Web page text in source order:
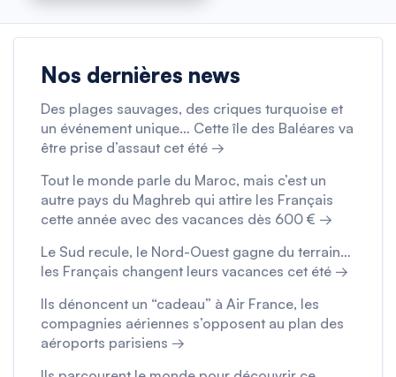
Nos dernières news
Des plages sauvages, des criques turquoise et
un événement unique… Cette île des Baléares va
être prise d’assaut cet été →
Tout le monde parle du Maroc, mais c’est un
autre pays du Maghreb qui attire les Français
cette année avec des vacances dès 600 € →
Le Sud recule, le Nord-Ouest gagne du terrain…
les Français changent leurs vacances cet été →
Ils dénoncent un “cadeau” à Air France, les
compagnies aériennes s’opposent au plan des
aéroports parisiens →